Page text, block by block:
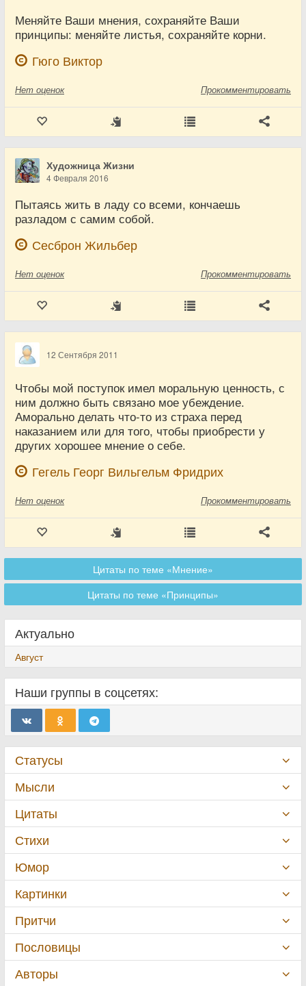
Меняйте Ваши мнения, сохраняйте Ваши
принципы: меняйте листья, сохраняйте корни.
Гюго Виктор
Нет оценок Прокомментировать
Художница Жизни
4 Февраля 2016
Пытаясь жить в ладу со всеми, кончаешь
разладом с самим собой.
Сесброн Жильбер
Нет оценок Прокомментировать
12 Сентября 2011
Чтобы мой поступок имел моральную ценность, с
ним должно быть связано мое убеждение.
Аморально делать что-то из страха перед
наказанием или для того, чтобы приобрести у
других хорошее мнение о себе.
Гегель Георг Вильгельм Фридрих
Нет оценок Прокомментировать
Цитаты по теме «Мнение»
Цитаты по теме «Принципы»
Актуально
Август
Наши группы в соцсетях:
Статусы
Мысли
Цитаты
Стихи
Юмор
Картинки
Притчи
Пословицы
Авторы